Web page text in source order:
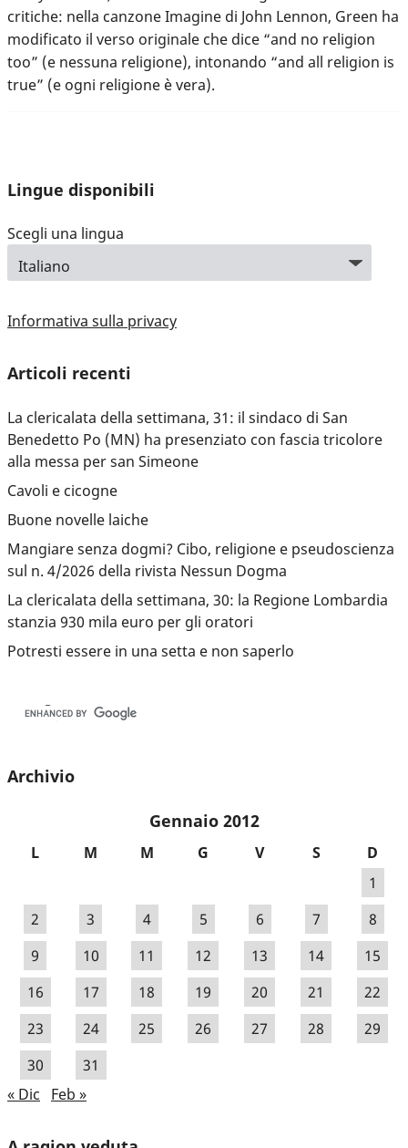
critiche: nella canzone Imagine di John Lennon, Green ha
modificato il verso originale che dice “and no religion
too” (e nessuna religione), intonando “and all religion is
true” (e ogni religione è vera).
Lingue disponibili
Scegli una lingua
Informativa sulla privacy
Articoli recenti
La clericalata della settimana, 31: il sindaco di San
Benedetto Po (MN) ha presenziato con fascia tricolore
alla messa per san Simeone
Cavoli e cicogne
Buone novelle laiche
Mangiare senza dogmi? Cibo, religione e pseudoscienza
sul n. 4/2026 della rivista Nessun Dogma
La clericalata della settimana, 30: la Regione Lombardia
stanzia 930 mila euro per gli oratori
Potresti essere in una setta e non saperlo
Archivio
Gennaio 2012
L M M G V S
D
1
2
3 4 5 6 7
8
9
10 11 12 13 14
15
16
17 18 19 20 21
22
23
24 25 26 27 28
29
30
31
« Dic
Feb »